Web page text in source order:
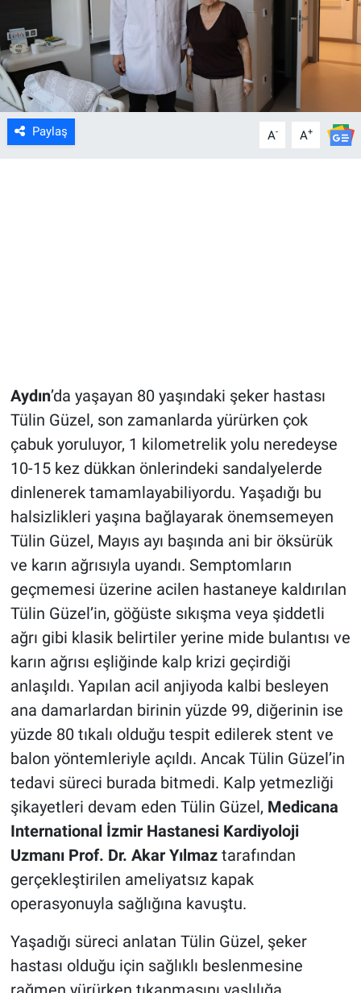
Paylaş A- A+
Aydın’da yaşayan 80 yaşındaki şeker hastası
Tülin Güzel, son zamanlarda yürürken çok
çabuk yoruluyor, 1 kilometrelik yolu neredeyse
10-15 kez dükkan önlerindeki sandalyelerde
dinlenerek tamamlayabiliyordu. Yaşadığı bu
halsizlikleri yaşına bağlayarak önemsemeyen
Tülin Güzel, Mayıs ayı başında ani bir öksürük
ve karın ağrısıyla uyandı. Semptomların
geçmemesi üzerine acilen hastaneye kaldırılan
Tülin Güzel’in, göğüste sıkışma veya şiddetli
ağrı gibi klasik belirtiler yerine mide bulantısı ve
karın ağrısı eşliğinde kalp krizi geçirdiği
anlaşıldı. Yapılan acil anjiyoda kalbi besleyen
ana damarlardan birinin yüzde 99, diğerinin ise
yüzde 80 tıkalı olduğu tespit edilerek stent ve
balon yöntemleriyle açıldı. Ancak Tülin Güzel’in
tedavi süreci burada bitmedi. Kalp yetmezliği
şikayetleri devam eden Tülin Güzel, Medicana
International İzmir Hastanesi Kardiyoloji
Uzmanı Prof. Dr. Akar Yılmaztarafından
gerçekleştirilen ameliyatsız kapak
operasyonuyla sağlığına kavuştu.
Yaşadığı süreci anlatan Tülin Güzel, şeker
hastası olduğu için sağlıklı beslenmesine